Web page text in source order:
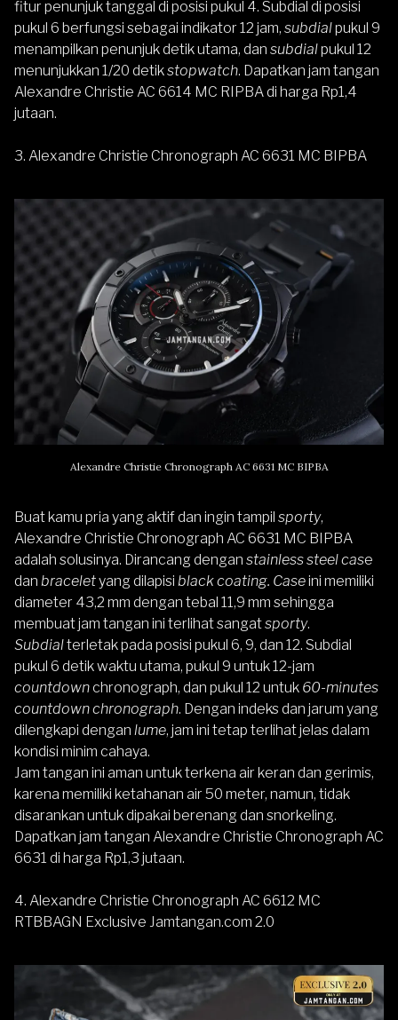
fitur penunjuk tanggal di posisi pukul 4. Subdial di posisi
pukul 6 berfungsi sebagai indikator 12 jam, subdialpukul 9
menampilkan penunjuk detik utama, dan subdialpukul 12
menunjukkan 1/20 detikstopwatch. Dapatkan jam tangan
Alexandre Christie AC 6614 MC RIPBA di harga Rp1,4
jutaan.
3. Alexandre Christie Chronograph AC 6631 MC BIPBA
Alexandre Christie Chronograph AC 6631 MC BIPBA
Buat kamu pria yang aktif dan ingin tampil sporty,
Alexandre Christie Chronograph AC 6631 MC BIPBA
adalah solusinya. Dirancang dengan stainless steel case
dan braceletyang dilapisi black coating. Caseini memiliki
diameter 43,2 mm dengan tebal 11,9 mm sehingga
membuat jam tangan ini terlihat sangatsporty.
Subdialterletak pada posisi pukul 6, 9, dan 12. Subdial
pukul 6 detik waktu utama, pukul 9 untuk 12-jam
countdownchronograph, dan pukul 12 untuk 60-minutes
countdown chronograph. Dengan indeks dan jarum yang
dilengkapi dengan lume, jam ini tetap terlihat jelas dalam
kondisi minim cahaya.
Jam tangan ini aman untuk terkena air keran dan gerimis,
karena memiliki ketahanan air 50 meter, namun, tidak
disarankan untuk dipakai berenang dan snorkeling.
Dapatkan jam tangan Alexandre Christie Chronograph AC
6631 di harga Rp1,3 jutaan.
4. Alexandre Christie Chronograph AC 6612 MC
RTBBAGN Exclusive Jamtangan.com 2.0